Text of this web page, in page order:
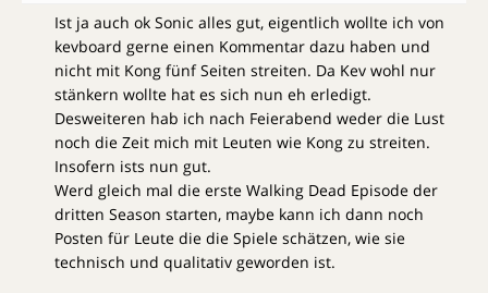
Ist ja auch ok Sonic alles gut, eigentlich wollte ich von
kevboard gerne einen Kommentar dazu haben und
nicht mit Kong fünf Seiten streiten. Da Kev wohl nur
stänkern wollte hat es sich nun eh erledigt.
Desweiteren hab ich nach Feierabend weder die Lust
noch die Zeit mich mit Leuten wie Kong zu streiten.
Insofern ists nun gut.
Werd gleich mal die erste Walking Dead Episode der
dritten Season starten, maybe kann ich dann noch
Posten für Leute die die Spiele schätzen, wie sie
technisch und qualitativ geworden ist.